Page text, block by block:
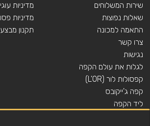
שירות המשלוחים
שאלות נפוצות
התאמה למכונה
צרו קשר
נגישות
לגלות את עולם הקפה
קפסולות לור (L’OR)
קפה ג'ייקובס
ליד הקפה
מדיניות
מדיניות
תקנון